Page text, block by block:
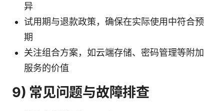
异
试用期与退款政策，确保在实际使用中符合预
期
关注组合方案，如云端存储、密码管理等附加
服务的价值
9) 常见问题与故障排查